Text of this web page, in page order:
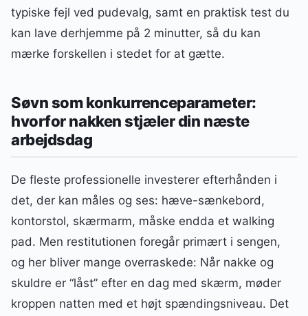
typiske fejl ved pudevalg, samt en praktisk test du
kan lave derhjemme på 2 minutter, så du kan
mærke forskellen i stedet for at gætte.
Søvn som konkurrenceparameter:
hvorfor nakken stjæler din næste
arbejdsdag
De fleste professionelle investerer efterhånden i
det, der kan måles og ses: hæve-sænkebord,
kontorstol, skærmarm, måske endda et walking
pad. Men restitutionen foregår primært i sengen,
og her bliver mange overraskede: Når nakke og
skuldre er “låst” efter en dag med skærm, møder
kroppen natten med et højt spændingsniveau. Det